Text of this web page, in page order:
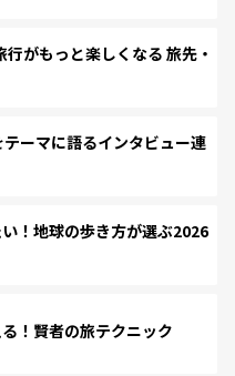
がもっと楽しくなる 旅先・
ーマに語るインタビュー連
！地球の歩き方が選ぶ2026
！賢者の旅テクニック